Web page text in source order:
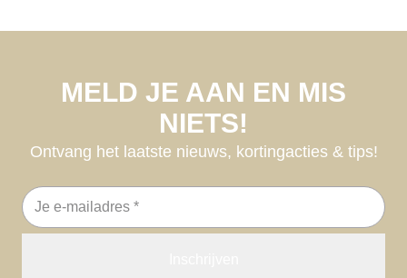
MELD JE AAN EN MIS
NIETS!
Ontvang het laatste nieuws, kortingacties & tips!
E-
mailadres